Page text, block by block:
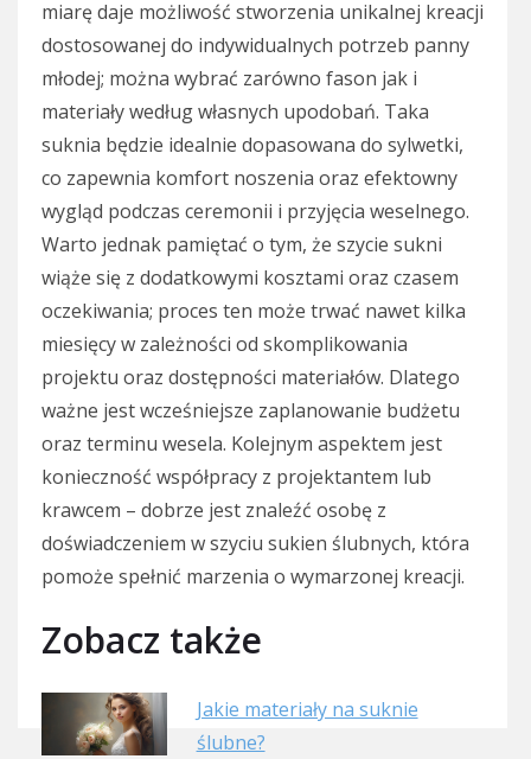
miarę daje możliwość stworzenia unikalnej kreacji
dostosowanej do indywidualnych potrzeb panny
młodej; można wybrać zarówno fason jak i
materiały według własnych upodobań. Taka
suknia będzie idealnie dopasowana do sylwetki,
co zapewnia komfort noszenia oraz efektowny
wygląd podczas ceremonii i przyjęcia weselnego.
Warto jednak pamiętać o tym, że szycie sukni
wiąże się z dodatkowymi kosztami oraz czasem
oczekiwania; proces ten może trwać nawet kilka
miesięcy w zależności od skomplikowania
projektu oraz dostępności materiałów. Dlatego
ważne jest wcześniejsze zaplanowanie budżetu
oraz terminu wesela. Kolejnym aspektem jest
konieczność współpracy z projektantem lub
krawcem – dobrze jest znaleźć osobę z
doświadczeniem w szyciu sukien ślubnych, która
pomoże spełnić marzenia o wymarzonej kreacji.
Zobacz także
Jakie materiały na suknie
ślubne?